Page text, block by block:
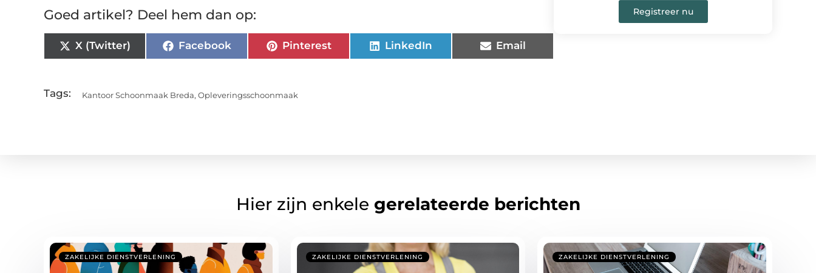
Goed artikel? Deel hem dan op:
X (Twitter) Facebook Pinterest LinkedIn Email
Tags: Kantoor Schoonmaak Breda, Opleveringsschoonmaak
Registreer nu
Hier zijn enkele gerelateerde berichten
ZAKELIJKE DIENSTVERLENING ZAKELIJKE DIENSTVERLENING ZAKELIJKE DIENSTVERLENING